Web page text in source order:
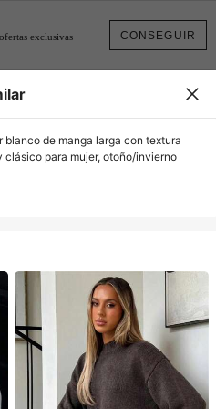
CONSEGUIR
exclusivas
blanco de manga larga con textura
clásico para mujer, otoño/invierno